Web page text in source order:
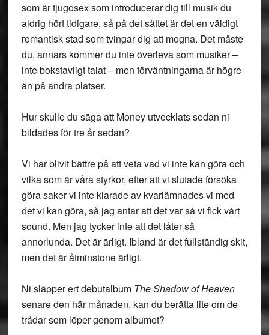
som är tjugosex som introducerar dig till musik du
aldrig hört tidigare, så på det sättet är det en väldigt
romantisk stad som tvingar dig att mogna. Det måste
du, annars kommer du inte överleva som musiker –
inte bokstavligt talat – men förväntningarna är högre
än på andra platser.
Hur skulle du säga att Money utvecklats sedan ni
bildades för tre år sedan?
Vi har blivit bättre på att veta vad vi inte kan göra och
vilka som är våra styrkor, efter att vi slutade försöka
göra saker vi inte klarade av kvarlämnades vi med
det vi kan göra, så jag antar att det var så vi fick vårt
sound. Men jag tycker inte att det låter så
annorlunda. Det är ärligt. Ibland är det fullständig skit,
men det är åtminstone ärligt.
Ni släpper ert debutalbum The Shadow of Heaven
senare den här månaden, kan du berätta lite om de
trådar som löper genom albumet?